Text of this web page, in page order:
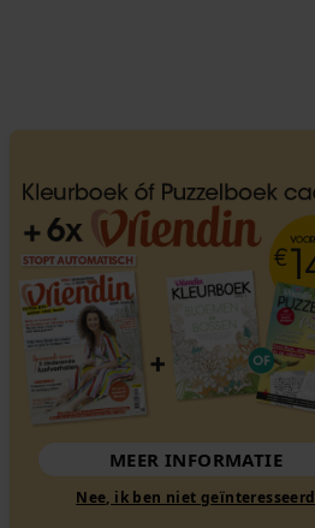
MEER INFORMATIE
Nee, ik ben niet geïnteresseerd